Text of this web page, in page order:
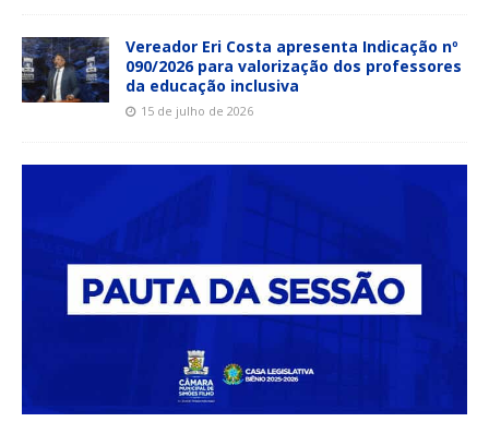
Vereador Eri Costa apresenta Indicação nº
090/2026 para valorização dos professores
da educação inclusiva
15 de julho de 2026